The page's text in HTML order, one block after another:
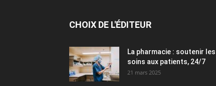
CHOIX DE L'ÉDITEUR
La pharmacie : soutenir les
soins aux patients, 24/7
21 mars 2025